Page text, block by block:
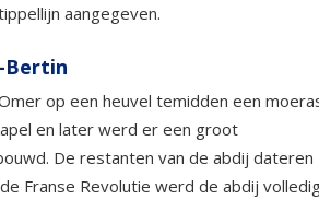
aangegeven.
Bertin
op een heuvel temidden een
en later werd er een groot
De restanten van de abdij dateren
Franse Revolutie werd de abdij